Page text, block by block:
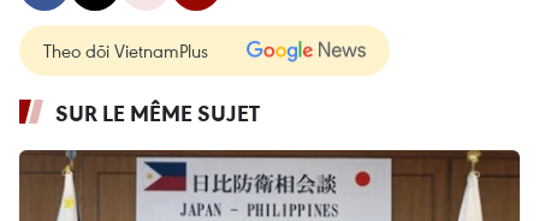
Theo dõi VietnamPlus
SUR LE MÊME SUJET